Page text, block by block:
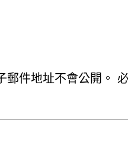
郵件地址不會公開。